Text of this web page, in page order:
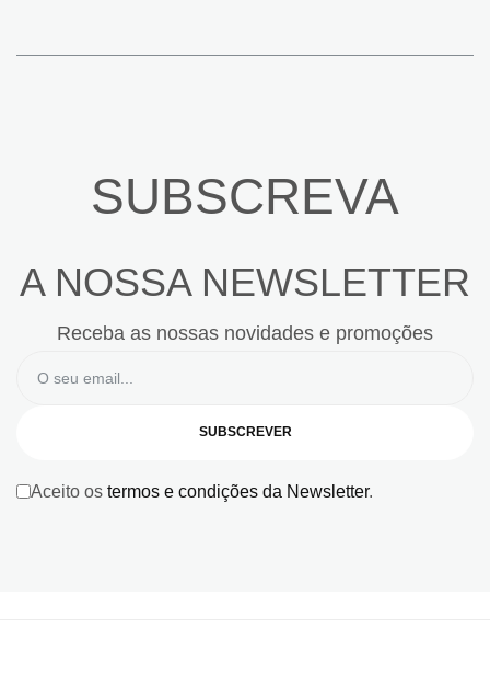
SUBSCREVA
A NOSSA NEWSLETTER
Receba as nossas novidades e promoções
SUBSCREVER
Aceito os termos e condições da Newsletter.